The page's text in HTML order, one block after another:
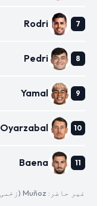
Rodri
Pedri
Yamal
Oyarzabal
Baena
غیر حاضر: Muñoz (زخمی), Pino (زخمی), N. Williams (زخمی)